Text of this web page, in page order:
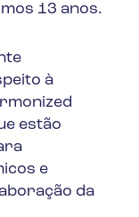
13 anos.
à
estão
e
da